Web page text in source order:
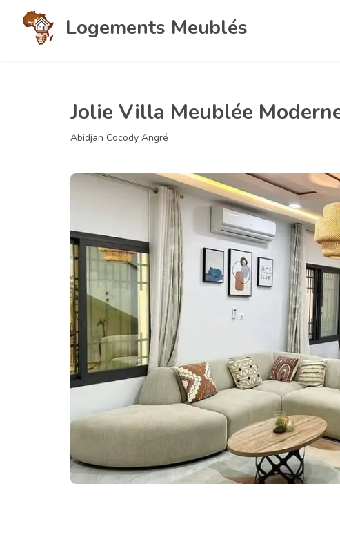
Logements Meublés
Jolie Villa Meublée
Abidjan Cocody Angré